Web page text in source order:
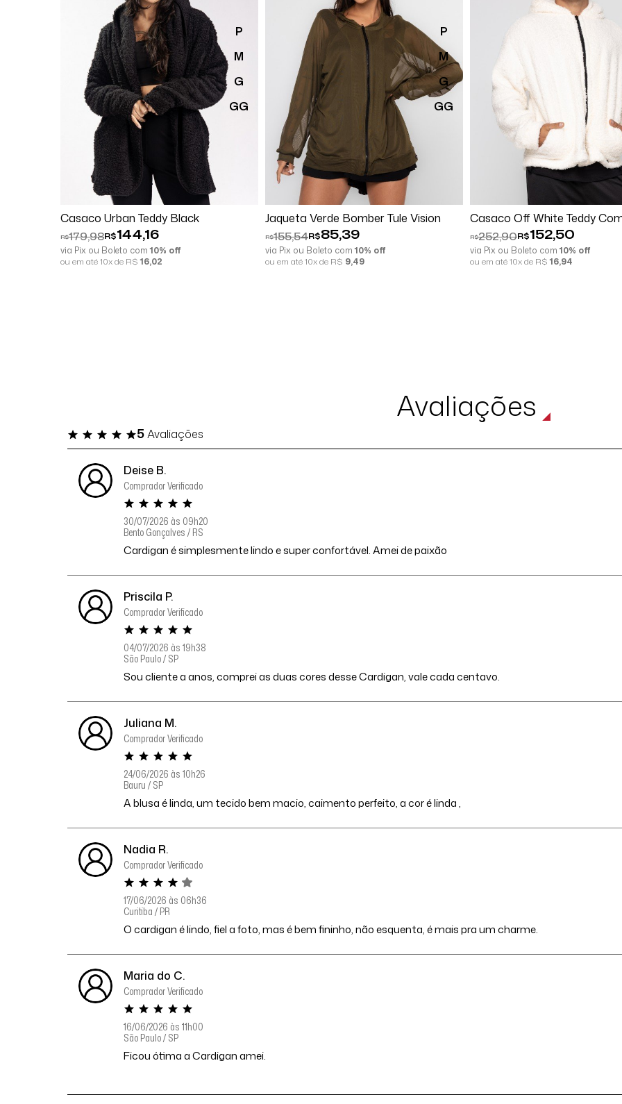
P
M
G
GG
Casaco Urban Teddy Black
R$179,98R$144,16
via Pix ou Boleto com10% off
ou em até 10x de R$16,02
Comprar
P
M
G
GG
Jaqueta Verde Bomber Tule Vision
R$155,54R$85,39
via Pix ou Boleto com10% off
ou em até 10x de R$ 9,49
Comprar
Casaco Off White Teddy
R$252,90R$152,50
via Pix ou Boleto com10% off
ou em até 10x de R$16,94
Comprar
Avaliações
5Avaliações
Deise B.
Comprador Verificado
30/07/2026 às 09h20
Bento Gonçalves / RS
Cardigan é simplesmente lindo e super confortável. Amei de paixão
Priscila P.
Comprador Verificado
04/07/2026 às 19h38
São Paulo / SP
Sou cliente a anos, comprei as duas cores desse Cardigan, vale cada centavo.
Juliana M.
Comprador Verificado
24/06/2026 às 10h26
Bauru / SP
A blusa é linda, um tecido bem macio, caimento perfeito, a cor é linda ,
Nadia R.
Comprador Verificado
17/06/2026 às 06h36
Curitiba / PR
O cardigan é lindo, fiel a foto, mas é bem fininho, não esquenta, é mais pra um charme.
Maria do C.
Comprador Verificado
16/06/2026 às 11h00
São Paulo / SP
Ficou ótima a Cardigan amei.